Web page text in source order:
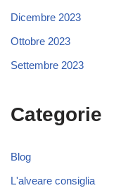
Dicembre 2023
Ottobre 2023
Settembre 2023
Categorie
Blog
L'alveare consiglia